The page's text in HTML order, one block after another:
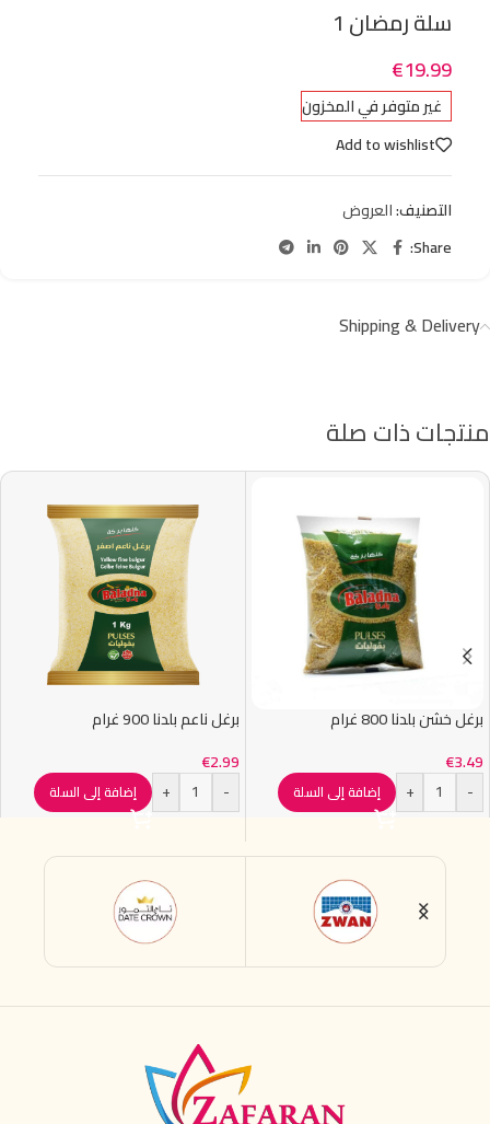
سلة رمضان 1
€19.99
غير متوفر في المخزون
Add to wishlist
التصنيف:العروض
Share:
Shipping & Delivery
منتجات ذات صلة
برغل خشن بلدنا 800 غرام
€3.49
-
+ إضافة إلى السلة
برغل ناعم بلدنا 900 غرام
€2.99
-
+ إضافة إلى السلة